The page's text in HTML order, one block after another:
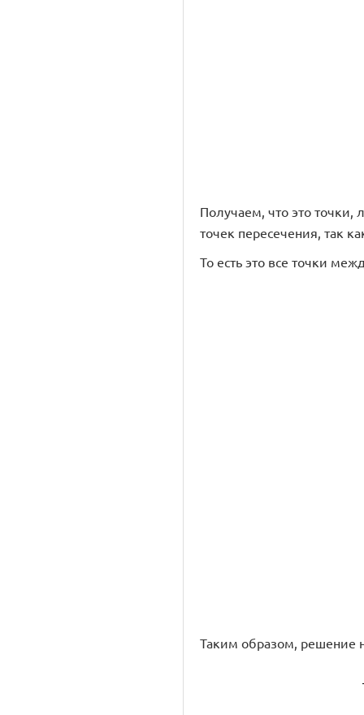
Получаем, что это
точек пересечения, так
То есть это все точки
Таким образом, решение